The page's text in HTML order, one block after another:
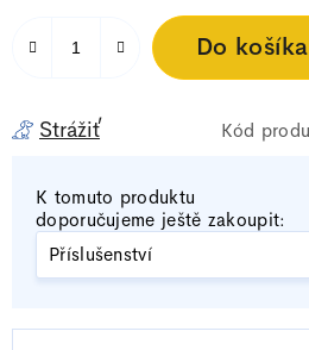
Do košíka
Strážiť
K tomuto produktu
doporučujeme ještě zakoupit:
Příslušenství